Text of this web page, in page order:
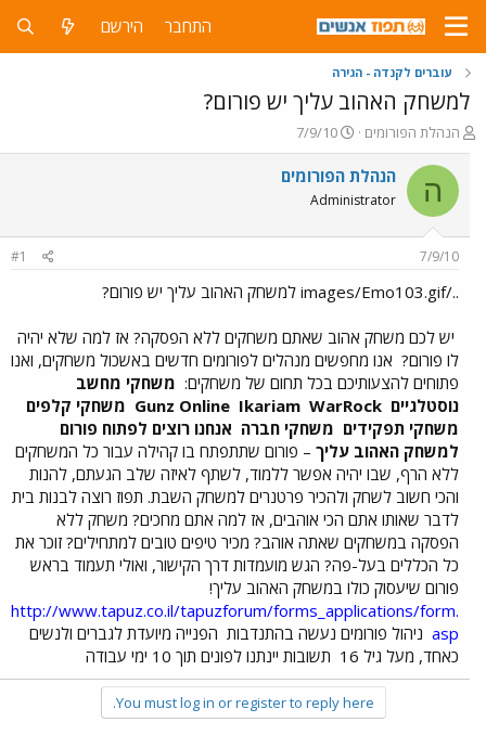
התחבר הירשם
עוברים לקנדה - הגירה
למשחק האהוב עליך יש פורום?
פ
ו
ת
ח
ה
ו
ש
הנהלת הפורומים
פ
ו
ר
ם
ר
7/9/10
ה הנהלת הפורומים
Administrator
7/9/10
#1
../images/Emo103.gif למשחק האהוב עליך יש פורום?
יש לכם משחק אהוב שאתם משחקים ללא הפסקה? אז למה שלא יהיה
לו פורום? אנו מחפשים מנהלים לפורומים חדשים באשכול משחקים, ואנו
פתוחים להצעותיכם בכל תחום של משחקים: משחקי מחשב
נוסטלגיים
Ikariam WarRock
משחקי קלפים
משחקי תפקידים משחקי חברה אנחנו רוצים לפתוח פורום
למשחק האהוב עליך – פורום שתתפתח בו קהילה עבור כל המשחקים
ללא הרף, שבו יהיה אפשר ללמוד, לשתף לאיזה שלב הגעתם, להנות
והכי חשוב לשחק ולהכיר פרטנרים למשחק השבת. תפוז רוצה לבנות בית
לדבר שאותו אתם הכי אוהבים, אז למה אתם מחכים? משחק ללא
הפסקה במשחקים שאתה אוהב? מכיר טיפים טובים למתחילים? זוכר את
כל הכללים בעל-פה? הגש מועמדות דרך הקישור, ואולי תעמוד בראש
פורום שיעסוק כולו במשחק האהוב עליך!
http://www.tapuz.co.il/tapuzforum/forms_applications/form.
asp ניהול פורומים נעשה בהתנדבות הפנייה מיועדת לגברים ולנשים
כאחד, מעל גיל 16
תשובות יינתנו לפונים תוך 10 ימי עבודה
You must log in or register to reply here.